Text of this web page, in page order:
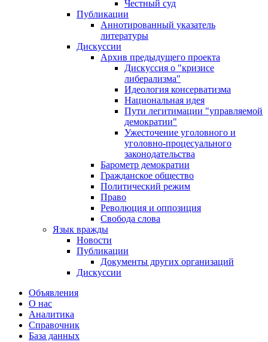
Честный суд
Публикации
Аннотированный указатель
литературы
Дискуссии
Архив предыдущего проекта
Дискуссия о "кризисе
либерализма"
Идеология консерватизма
Национальная идея
Пути легитимации "управляемой
демократии"
Ужесточение уголовного и
уголовно-процесуального
законодательства
Барометр демократии
Гражданское общество
Политический режим
Право
Революция и оппозиция
Свобода слова
Язык вражды
Новости
Публикации
Документы других организаций
Дискуссии
Объявления
О нас
Аналитика
Справочник
База данных